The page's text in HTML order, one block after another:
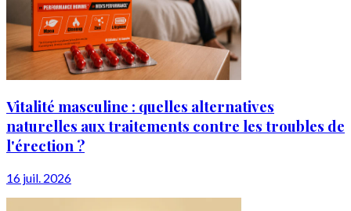
Vitalité masculine : quelles alternatives
naturelles aux traitements contre les troubles de
l'érection ?
16 juil. 2026